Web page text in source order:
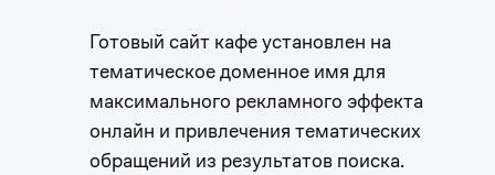
Готовый сайт кафе установлен на
тематическое доменное имя для
максимального рекламного эффекта
онлайн и привлечения тематических
обращений из результатов поиска.